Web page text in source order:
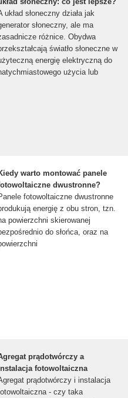
układ słoneczny działa jak
słoneczny, ale ma
różnice. Obydwa
światło słoneczne w
energię elektryczną do
użycia lub
warto montować panele
dwustronne?
fotowoltaiczne dwustronne
energię z obu stron, tzn.
powierzchni skierowanej
do słońca, oraz na
prądotwórczy a
fotowoltaiczna
prądotwórczy i instalacja
- czy taka